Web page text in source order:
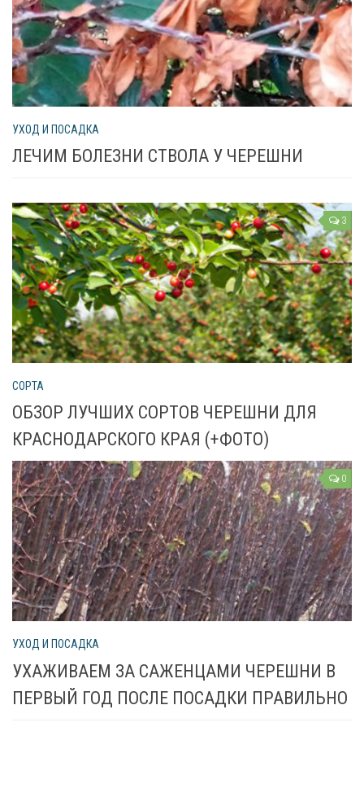
УХОД И ПОСАДКА
ЛЕЧИМ БОЛЕЗНИ СТВОЛА У ЧЕРЕШНИ
3
СОРТА
ОБЗОР ЛУЧШИХ СОРТОВ ЧЕРЕШНИ ДЛЯ
КРАСНОДАРСКОГО КРАЯ (+ФОТО)
0
УХОД И ПОСАДКА
УХАЖИВАЕМ ЗА САЖЕНЦАМИ ЧЕРЕШНИ В
ПЕРВЫЙ ГОД ПОСЛЕ ПОСАДКИ ПРАВИЛЬНО